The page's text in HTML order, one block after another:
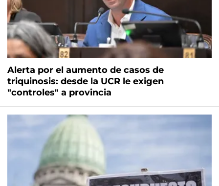
Alerta por el aumento de casos de
triquinosis: desde la UCR le exigen
"controles" a provincia